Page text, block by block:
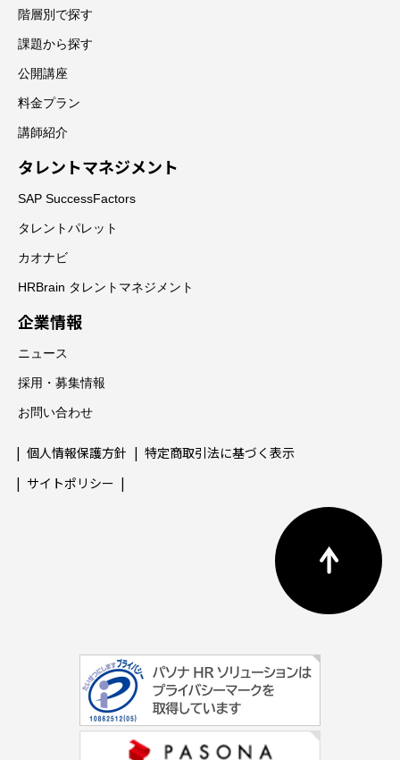
階層別で探す
課題から探す
公開講座
料金プラン
講師紹介
タレントマネジメント
SAP SuccessFactors
タレントパレット
カオナビ
HRBrain タレントマネジメント
企業情報
ニュース
採用・募集情報
お問い合わせ
個人情報保護方針
特定商取引法に基づく表示
サイトポリシー